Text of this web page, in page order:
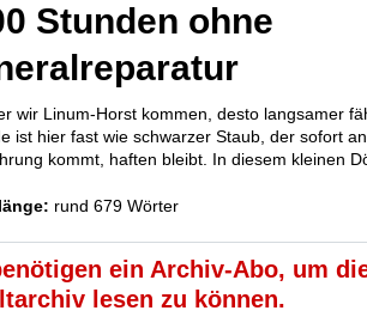
Stunden ohne
wir Linum-Horst kommen, desto langsamer
ist hier fast wie schwarzer Staub, der sofort
kommt, haften bleibt. In diesem kleinen
rund 679 Wörter
ein Archiv-Abo, um
lesen zu können.